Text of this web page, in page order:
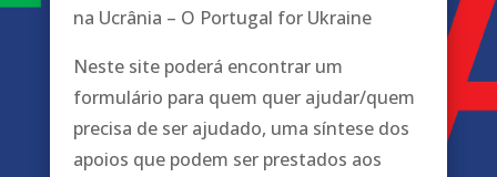
na Ucrânia – O Portugal for Ukraine
Neste site poderá encontrar um
formulário para quem quer ajudar/quem
precisa de ser ajudado, uma síntese dos
apoios que podem ser prestados aos